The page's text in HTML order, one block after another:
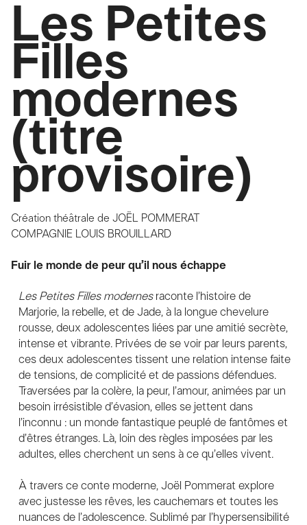
Les Petites
Filles
modernes
(titre
provisoire)
Création théâtrale deJOËL POMMERAT
COMPAGNIE LOUIS BROUILLARD
Fuir le monde de peur qu’il nous échappe
Les Petites Filles modernesraconte l’histoire de
Marjorie, la rebelle, et de Jade, à la longue chevelure
rousse, deux adolescentes liées par une amitié secrète,
intense et vibrante. Privées de se voir par leurs parents,
ces deux adolescentes tissent une relation intense faite
de tensions, de complicité et de passions défendues.
Traversées par la colère, la peur, l’amour, animées par un
besoin irrésistible d’évasion, elles se jettent dans
l’inconnu : un monde fantastique peuplé de fantômes et
d’êtres étranges. Là, loin des règles imposées par les
adultes, elles cherchent un sens à ce qu’elles vivent.
À travers ce conte moderne, Joël Pommerat explore
avec justesse les rêves, les cauchemars et toutes les
nuances de l’adolescence. Sublimé par l’hypersensibilité